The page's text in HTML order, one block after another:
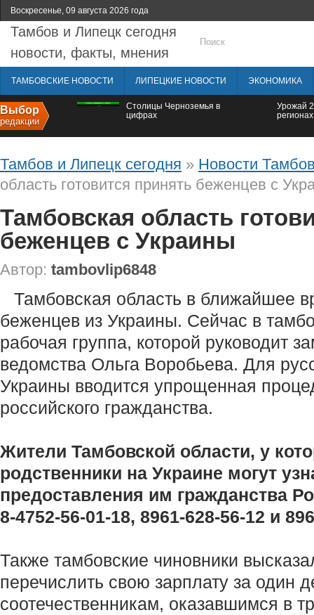
Воскресенье, 09 августа 2026 года
Тамбов и Липецк сегодня
новости, факты, мнения
ТАМБОВСКИЕ НОВОСТИ ЛИПЕЦКИЕ НОВОСТИ ЭКОНОМИКА
Выбор
редакции
Столицы Черноземья в
цифрах
Урожай
Тамбов и Липецк сегодня » Новости
область готовится принять беженцев с
Тамбовская область
беженцев с Украины
Автор: tambovlip6848
Тамбовская область в ближайшее
беженцев из Украины. Сейчас в
рабочая группа, которой руководит
ведомства Ольга Воробьева. Для
Украины вводится упрощенная
российского гражданства.
Жители Тамбовской области, у
родственники на Украине могут
предоставления им гражданства
8-4752-56-01-18, 8961-628-56-12 и
Также тамбовские чиновники
перечислить свою зарплату за
соотечественникам, оказавшимся в